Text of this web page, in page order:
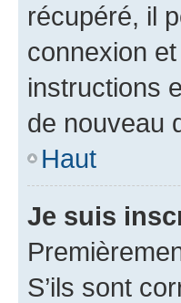
récupéré, il
connexion
instructions
de nouveau
Haut
Je suis
S’ils sont